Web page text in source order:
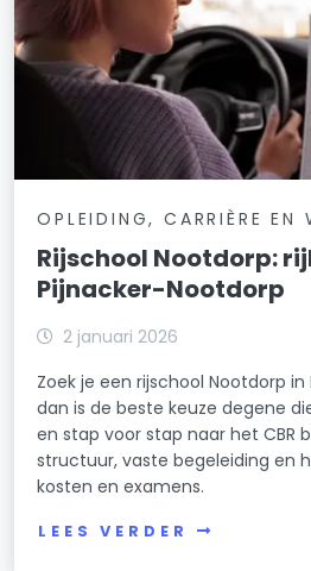
OPLEIDING, CARRIÈRE EN
Rijschool Nootdorp:
Pijnacker-Nootdorp
2 januari 2026
Zoek je een rijschool Nootdorp
dan is de beste keuze degene
en stap voor stap naar het CBR
structuur, vaste begeleiding en
kosten en examens.
LEES VERDER